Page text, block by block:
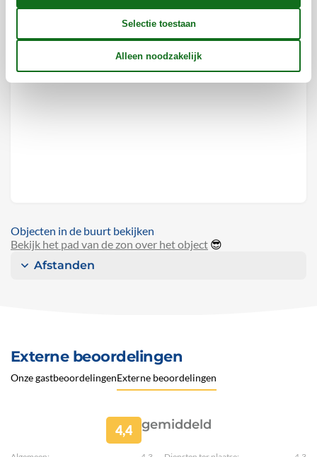
Objecten in de buurt bekijken
Bekijk het pad van de zon over het object 😎
Afstanden
Externe beoordelingen
Onze gastbeoordelingenExterne beoordelingen
4,4 gemiddeld